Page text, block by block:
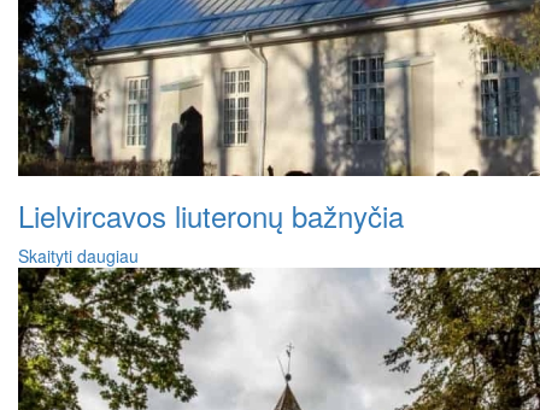
Lielvircavos liuteronų bažnyčia
Skaityti daugiau